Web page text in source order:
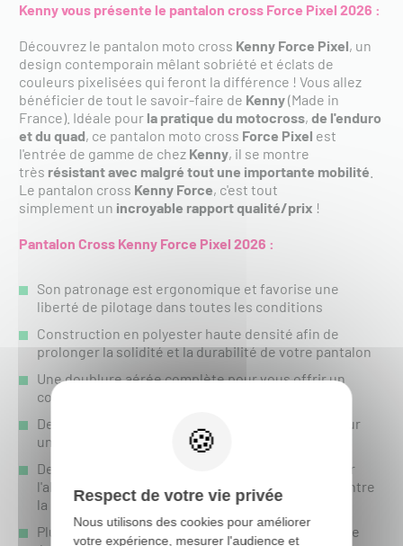
Kenny vous présente le pantalon cross Force Pixel2026 :
Découvrez le pantalon moto cross Kenny Force Pixel, un
design contemporain mêlant sobriété et éclats de
couleurs pixelisées qui feront la différence ! Vous allez
bénéficier de tout le savoir-faire de Kenny(Made in
France). Idéale pour la pratique du motocross, de l'enduro
et du quad, ce pantalon moto cross Force Pixel est
l'entrée de gamme de chez Kenny, il se montre
très résistant avec malgré tout une importante mobilité
Le pantalon cross Kenny Force, c'est tout
simplement un incroyable rapport qualité/prix !
Pantalon Cross Kenny Force Pixel 2026 :
Son patronage est ergonomique et favorise une
liberté de pilotage dans toutes les conditions
Construction en polyester haute densité afin de
prolonger la solidité et la durabilité de votre pantalon
Une doublure aérée complète pour vous offrir un
confort optimum
Des empiècements stretch multidirectionnels pour
une liberté de mouvement totale
Des renforts à l'intérieur des genoux pour prévenir
l'abrasion et renforcer la résistance du pantalon entre
la genouillère et les frottements de la moto
Plus robuste aux hautes températures, il vous isole
Respect de votre vie privée
Nous utilisons des cookies pour améliorer
votre expérience, mesurer l'audience et